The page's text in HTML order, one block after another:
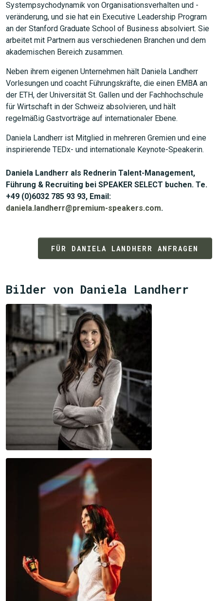
Systempsychodynamik von Organisationsverhalten und -
veränderung, und sie hat ein Executive Leadership Program
an der Stanford Graduate School of Business absolviert. Sie
arbeitet mit Partnern aus verschiedenen Branchen und dem
akademischen Bereich zusammen.
Neben ihrem eigenen Unternehmen hält Daniela Landherr
Vorlesungen und coacht Führungskräfte, die einen EMBA an
der ETH, der Universität St. Gallen und der Fachhochschule
für Wirtschaft in der Schweiz absolvieren, und hält
regelmäßig Gastvorträge auf internationaler Ebene.
Daniela Landherr ist Mitglied in mehreren Gremien und eine
inspirierende TEDx- und internationale Keynote-Speakerin.
Daniela Landherr als Rednerin Talent-Management,
Führung & Recruiting bei SPEAKER SELECT buchen. Te.
+49 (0)6032 785 93 93, Email:
daniela.landherr@premium-speakers.com.
FÜR DANIELA LANDHERR ANFRAGEN
Bilder von Daniela Landherr
JETZT SUCHEN